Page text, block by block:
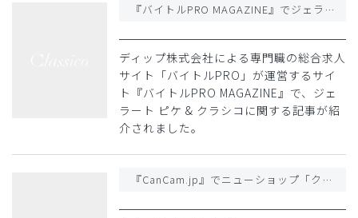
『バイトルPRO MAGAZINE』でジェラート ピケ & クラシコに関する記事が紹介されました
ディップ株式会社による専門職の総合求人
サイト「バイトルPRO」が運営するサイ
ト『バイトルPRO MAGAZINE』で、ジェ
ラート ピケ & クラシコに関する記事が紹
介されました。
『CanCam.jp』でニューショップ「クラシコ 六本木」開店に関する記事が紹介されました